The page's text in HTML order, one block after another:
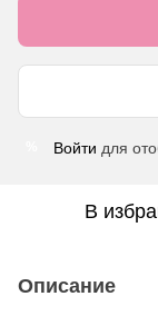
Войти для
В
Описание